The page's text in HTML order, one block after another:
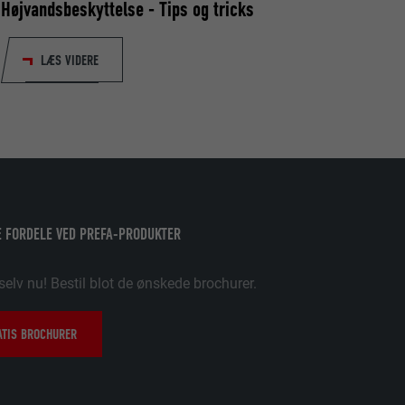
Højvandsbeskyttelse - Tips og tricks
LÆS VIDERE
VED PREFA-PRODUKTER
nu! Bestil blot de ønskede brochurer.
BROCHURER
om,
på tværs
og sociale
om du